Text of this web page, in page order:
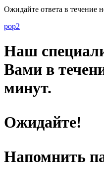
Ожидайте ответа в течение
pop2
Наш
Вами в
минут.
Ожидайте!
Напомнить